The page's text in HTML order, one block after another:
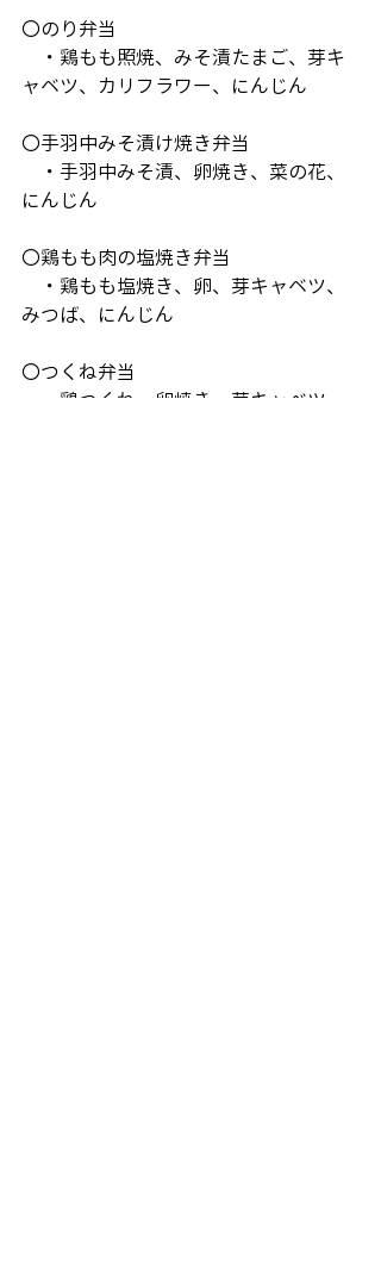
〇のり弁当
・鶏もも照焼、みそ漬たまご、芽キ
ャベツ、カリフラワー、にんじん
〇手羽中みそ漬け焼き弁当
・手羽中みそ漬、卵焼き、菜の花、
にんじん
〇鶏もも肉の塩焼き弁当
・鶏もも塩焼き、卵、芽キャベツ、
みつば、にんじん
〇つくね弁当
・鶏つくね、卵焼き、芽キャベツ、